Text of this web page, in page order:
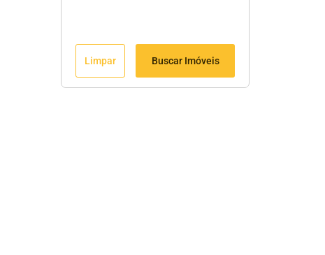
Limpar Buscar Imóveis